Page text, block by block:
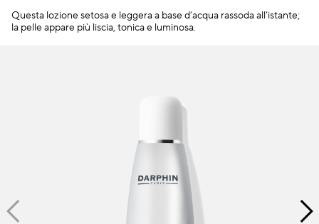
Cura del contorno occhi e labbra
Pelle miscelata
Macchie scure & pelle irregolare
Ideal Resource
Questa lozione setosa e leggera a base d’acqua rassoda all’istante;
la pelle appare più liscia, tonica e luminosa.